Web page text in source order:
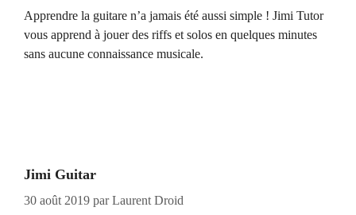
Apprendre la guitare n’a jamais été aussi simple ! Jimi Tutor
vous apprend à jouer des riffs et solos en quelques minutes
sans aucune connaissance musicale.
Jimi Guitar
30 août 2019 parLaurent Droid